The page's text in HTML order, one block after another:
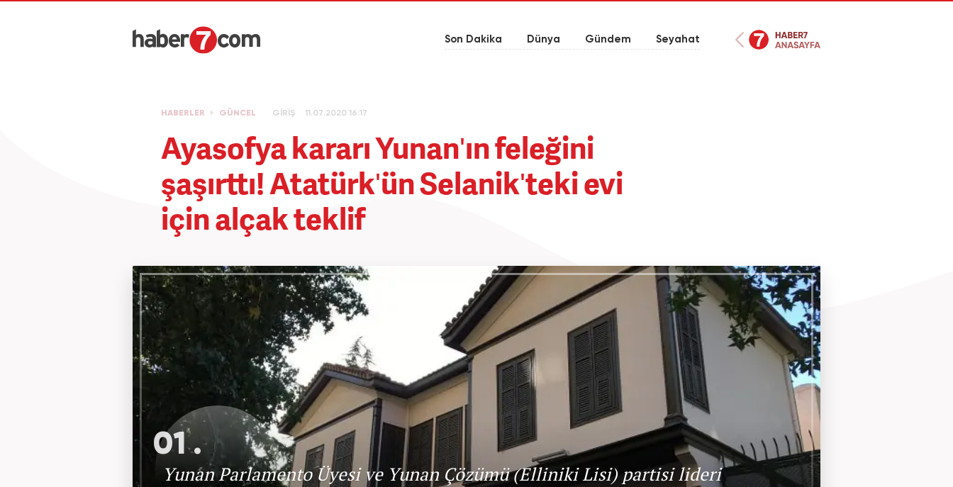
Son Dakika Dünya Gündem Seyahat
HABERLER GÜNCEL GİRİŞ 11.07.2020 16:17
Ayasofya kararı Yunan'ın feleğini
şaşırttı! Atatürk'ün Selanik'teki evi
için alçak teklif
01 .
Yunan Parlamento Üyesi ve Yunan Çözümü (Elliniki Lisi) partisi lideri